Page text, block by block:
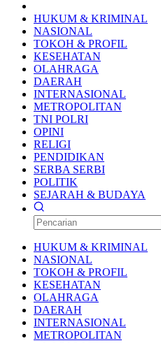
HUKUM & KRIMINAL
NASIONAL
TOKOH & PROFIL
KESEHATAN
OLAHRAGA
DAERAH
INTERNASIONAL
METROPOLITAN
TNI POLRI
OPINI
RELIGI
PENDIDIKAN
SERBA SERBI
POLITIK
SEJARAH & BUDAYA
HUKUM & KRIMINAL
NASIONAL
TOKOH & PROFIL
KESEHATAN
OLAHRAGA
DAERAH
INTERNASIONAL
METROPOLITAN